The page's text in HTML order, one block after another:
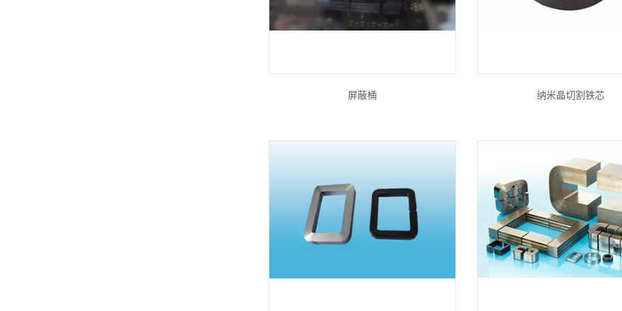
屏蔽桶 纳米晶切割铁芯